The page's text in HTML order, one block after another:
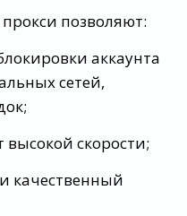
позволяют:
аккаунта
сетей,
высокой скорости;
качественный